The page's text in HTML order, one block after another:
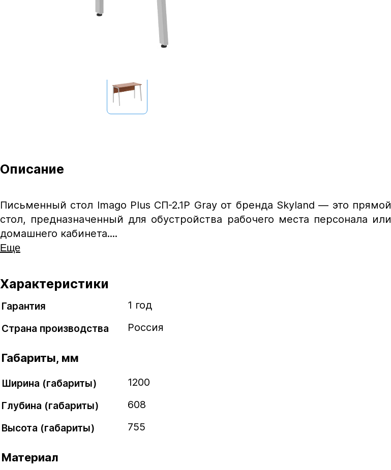
Описание
Письменный стол Imago Plus СП-2.1P Gray от бренда Skyland — это прямой
стол, предназначенный для обустройства рабочего места персонала или
домашнего кабинета....
Еще
Характеристики
Гарантия 1 год
Страна производства Россия
Габариты, мм
Ширина (габариты) 1200
Глубина (габариты) 608
Высота (габариты) 755
Материал